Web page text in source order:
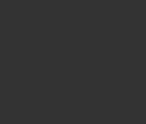
15 Uhr in